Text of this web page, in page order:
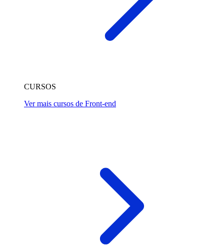
CURSOS
Ver mais cursos de Front-end